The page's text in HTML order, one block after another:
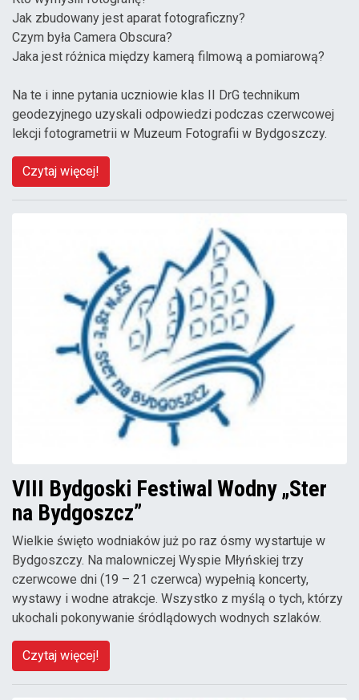
Jak zbudowany jest aparat fotograficzny?
Czym była Camera Obscura?
Jaka jest różnica między kamerą filmową a pomiarową?
Na te i inne pytania uczniowie klas II DrG technikum
geodezyjnego uzyskali odpowiedzi podczas czerwcowej
lekcji fotogrametrii w Muzeum Fotografii w Bydgoszczy.
Czytaj więcej!
VIII Bydgoski Festiwal Wodny „Ster
na Bydgoszcz”
Wielkie święto wodniaków już po raz ósmy wystartuje w
Bydgoszczy. Na malowniczej Wyspie Młyńskiej trzy
czerwcowe dni (19 – 21 czerwca) wypełnią koncerty,
wystawy i wodne atrakcje. Wszystko z myślą o tych, którzy
ukochali pokonywanie śródlądowych wodnych szlaków.
Czytaj więcej!